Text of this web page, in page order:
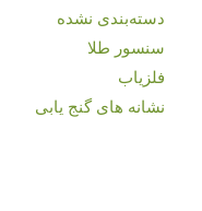
دسته‌بندی نشده
سنسور طلا
فلزیاب
نشانه های گنج یابی